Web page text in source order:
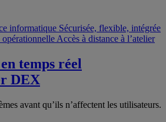
informatique Sécurisée, flexible, intégrée
Accès à distance à l’atelier
temps réel
DEX
avant qu’ils n’affectent les utilisateurs.